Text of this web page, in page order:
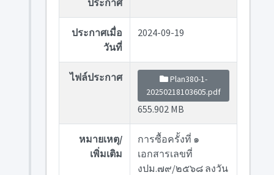
ประกาศ
ประกาศเมื่อ
วันที่
2024-09-19
ไฟล์ประกาศ
Plan380-1-
20250218103605.pdf
655.902 MB
หมายเหตุ/
เพิ่มเติม
การซื้อครั้งที่ ๑
เอกสารเลขที่
งปม.๗๙/๒๕๖๘ ลงวัน